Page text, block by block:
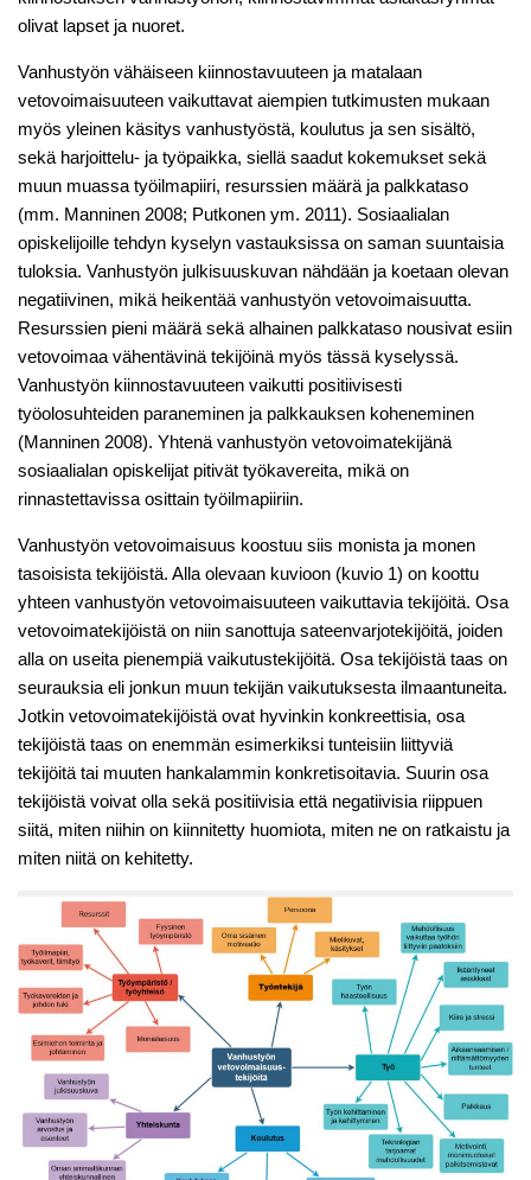
olivat lapset ja nuoret.
Vanhustyön vähäiseen kiinnostavuuteen ja matalaan
vetovoimaisuuteen vaikuttavat aiempien tutkimusten mukaan
myös yleinen käsitys vanhustyöstä, koulutus ja sen sisältö,
sekä harjoittelu- ja työpaikka, siellä saadut kokemukset sekä
muun muassa työilmapiiri, resurssien määrä ja palkkataso
(mm. Manninen 2008; Putkonen ym. 2011). Sosiaalialan
opiskelijoille tehdyn kyselyn vastauksissa on saman suuntaisia
tuloksia. Vanhustyön julkisuuskuvan nähdään ja koetaan olevan
negatiivinen, mikä heikentää vanhustyön vetovoimaisuutta.
Resurssien pieni määrä sekä alhainen palkkataso nousivat esiin
vetovoimaa vähentävinä tekijöinä myös tässä kyselyssä.
Vanhustyön kiinnostavuuteen vaikutti positiivisesti
työolosuhteiden paraneminen ja palkkauksen koheneminen
(Manninen 2008). Yhtenä vanhustyön vetovoimatekijänä
sosiaalialan opiskelijat pitivät työkavereita, mikä on
rinnastettavissa osittain työilmapiiriin.
Vanhustyön vetovoimaisuus koostuu siis monista ja monen
tasoisista tekijöistä. Alla olevaan kuvioon (kuvio 1) on koottu
yhteen vanhustyön vetovoimaisuuteen vaikuttavia tekijöitä. Osa
vetovoimatekijöistä on niin sanottuja sateenvarjotekijöitä, joiden
alla on useita pienempiä vaikutustekijöitä. Osa tekijöistä taas on
seurauksia eli jonkun muun tekijän vaikutuksesta ilmaantuneita.
Jotkin vetovoimatekijöistä ovat hyvinkin konkreettisia, osa
tekijöistä taas on enemmän esimerkiksi tunteisiin liittyviä
tekijöitä tai muuten hankalammin konkretisoitavia. Suurin osa
tekijöistä voivat olla sekä positiivisia että negatiivisia riippuen
siitä, miten niihin on kiinnitetty huomiota, miten ne on ratkaistu ja
miten niitä on kehitetty.